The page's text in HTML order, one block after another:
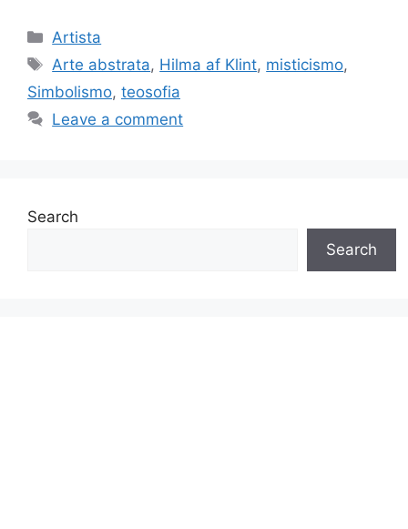
Categories
Artista
Tags
Arte abstrata, Hilma af Klint, misticismo,
Simbolismo, teosofia
Leave a comment
Search
Search